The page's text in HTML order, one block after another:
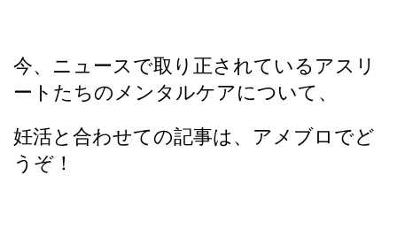
今、ニュースで取り正されているアスリ
ートたちのメンタルケアについて、
妊活と合わせての記事は、アメブロでど
うぞ！